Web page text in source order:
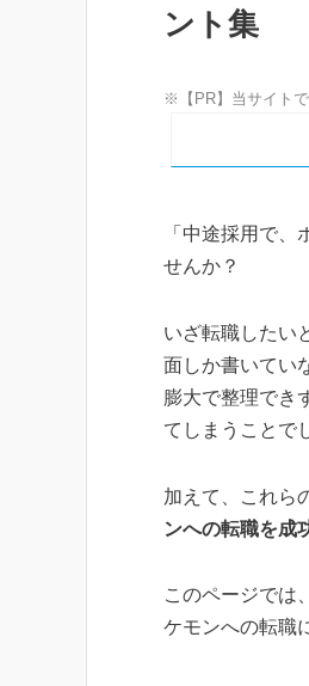
ント集
「中途採用で
せんか？
いざ転職したい
面しか書いてい
膨大で整理でき
てしまうことで
加えて、これら
ンへの転職を成
このページでは
ケモンへの転職